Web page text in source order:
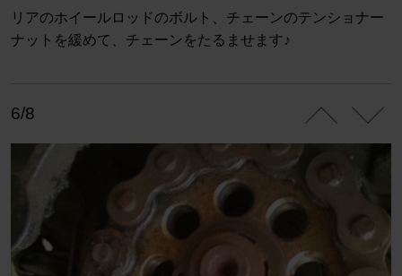
リアのホイールロッドのボルト、チェーンのテンショナー
ナットを緩めて、チェーンをたるませます♪
6/8